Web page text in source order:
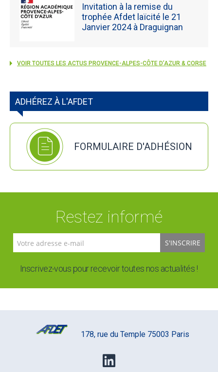
Invitation à la remise du
trophée Afdet laïcité le 21
Janvier 2024 à Draguignan
VOIR TOUTES LES ACTUS PROVENCE-ALPES-CÔTE D’AZUR & CORSE
ADHÉREZ À L'AFDET
FORMULAIRE D'ADHÉSION
Restez informé
S'INSCRIRE
Inscrivez-vous pour recevoir toutes nos actualités !
178, rue du Temple 75003 Paris